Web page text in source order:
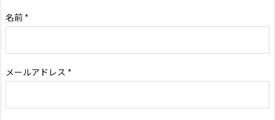
名前 *
メールアドレス *